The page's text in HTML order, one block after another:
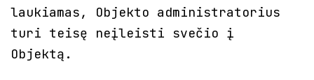
laukiamas, Objekto administratorius
turi teisę neįleisti svečio į
Objektą.